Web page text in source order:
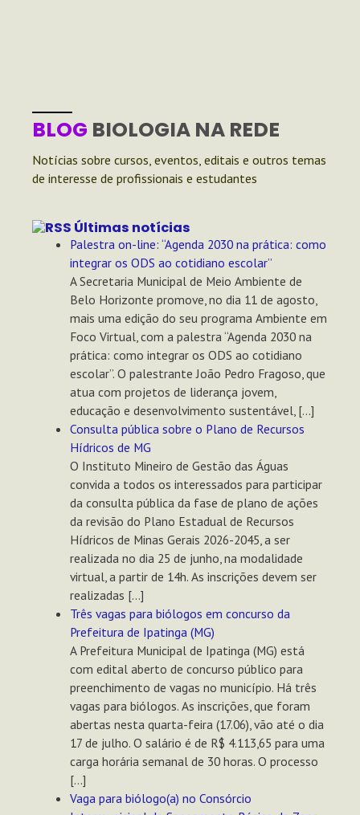
BLOG BIOLOGIA NA REDE
Notícias sobre cursos, eventos, editais e outros temas
de interesse de profissionais e estudantes
Últimas notícias
Palestra on-line: “Agenda 2030 na prática: como
integrar os ODS ao cotidiano escolar”
A Secretaria Municipal de Meio Ambiente de
Belo Horizonte promove, no dia 11 de agosto,
mais uma edição do seu programa Ambiente em
Foco Virtual, com a palestra “Agenda 2030 na
prática: como integrar os ODS ao cotidiano
escolar”. O palestrante João Pedro Fragoso, que
atua com projetos de liderança jovem,
educação e desenvolvimento sustentável, […]
Consulta pública sobre o Plano de Recursos
Hídricos de MG
O Instituto Mineiro de Gestão das Águas
convida a todos os interessados para participar
da consulta pública da fase de plano de ações
da revisão do Plano Estadual de Recursos
Hídricos de Minas Gerais 2026-2045, a ser
realizada no dia 25 de junho, na modalidade
virtual, a partir de 14h. As inscrições devem ser
realizadas […]
Três vagas para biólogos em concurso da
Prefeitura de Ipatinga (MG)
A Prefeitura Municipal de Ipatinga (MG) está
com edital aberto de concurso público para
preenchimento de vagas no município. Há três
vagas para biólogos. As inscrições, que foram
abertas nesta quarta-feira (17.06), vão até o dia
17 de julho. O salário é de R$ 4.113,65 para uma
carga horária semanal de 30 horas. O processo
[…]
Vaga para biólogo(a) no Consórcio